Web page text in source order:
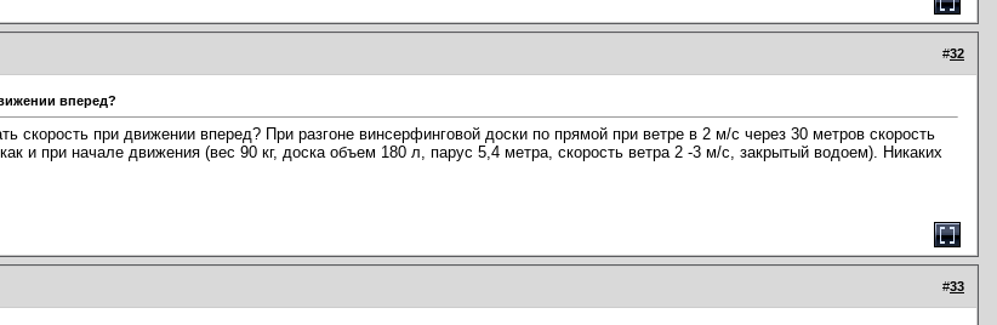
#32
вперед?
скорость при движении вперед? При разгоне винсерфинговой доски по прямой при ветре в 2 м/с через 30 метров скорость
и при начале движения (вес 90 кг, доска объем 180 л, парус 5,4 метра, скорость ветра 2 -3 м/с, закрытый водоем). Никаких
#33